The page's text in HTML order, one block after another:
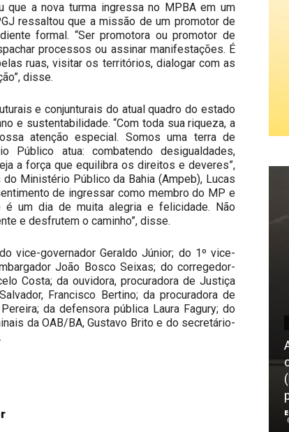
que a nova turma ingressa no MPBA em um
ressaltou que a missão de um promotor de
formal. “Ser promotora ou promotor de
processos ou assinar manifestações. É
ruas, visitar os territórios, dialogar com as
disse.
e conjunturais do atual quadro do estado
e sustentabilidade. “Com toda sua riqueza, a
atenção especial. Somos uma terra de
atua: combatendo desigualdades,
a força que equilibra os direitos e deveres”,
Ministério Público da Bahia (Ampeb), Lucas
de ingressar como membro do MP e
é um dia de muita alegria e felicidade. Não
e desfrutem o caminho”, disse.
vice-governador Geraldo Júnior; do 1º vice-
João Bosco Seixas; do corregedor-
Costa; da ouvidora, procuradora de Justiça
Francisco Bertino; da procuradora de
da defensora pública Laura Fagury; do
da OAB/BA, Gustavo Brito e do secretário-